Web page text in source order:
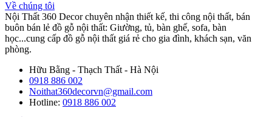
Về chúng tôi
Nội Thất 360 Decor chuyên nhận thiết kế, thi công nội thất, bán
buôn bán lẻ đồ gỗ nội thất: Giường, tủ, bàn ghế, sofa, bàn
học...cung cấp đồ gỗ nội thất giá rẻ cho gia đình, khách sạn, văn
phòng.
Hữu Bằng - Thạch Thất - Hà Nội
0918 886 002
Noithat360decorvn@gmail.com
Hotline: 0918 886 002